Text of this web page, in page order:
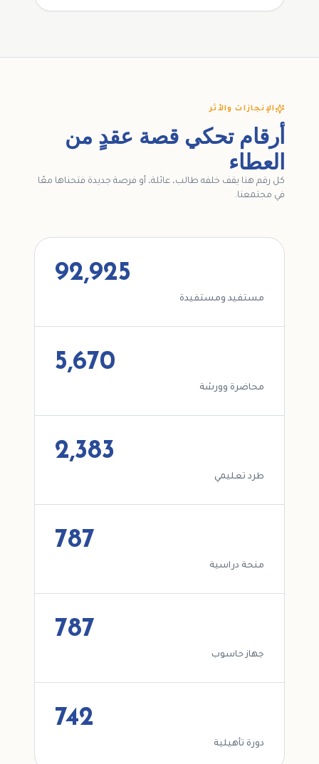
الإنجازات والأثر
أرقام تحكي قصة عقدٍ من
العطاء
كل رقم هنا يقف خلفه طالب، عائلة، أو فرصة جديدة فتحناها معًا
في مجتمعنا.
92,925
مستفيد ومستفيدة
5,670
محاضرة وورشة
2,383
طرد تعليمي
787
منحة دراسية
787
جهاز حاسوب
742
دورة تأهيلية